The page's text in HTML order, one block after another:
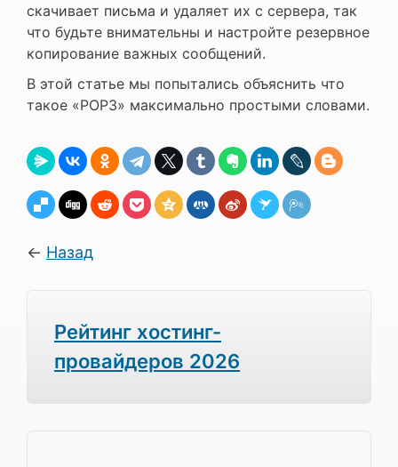
скачивает письма и удаляет их с сервера, так
что будьте внимательны и настройте резервное
копирование важных сообщений.
В этой статье мы попытались объяснить что
такое «POP3» максимально простыми словами.
← Назад
Рейтинг хостинг-
провайдеров 2026